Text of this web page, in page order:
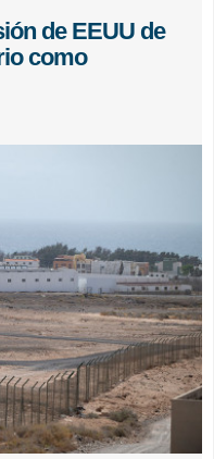
de EEUU de
como